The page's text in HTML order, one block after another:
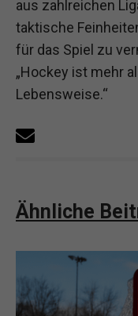
aus zahlreichen
taktische
für das Spiel zu
„Hockey ist mehr
Lebensweise.“
Ähnliche